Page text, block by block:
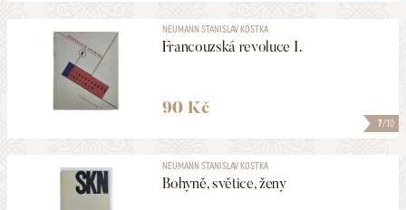
7/10
NEUMANN STANISLAV KOSTKA
Francouzská revoluce I.
90 Kč
NEUMANN STANISLAV KOSTKA
Bohyně, světice, ženy